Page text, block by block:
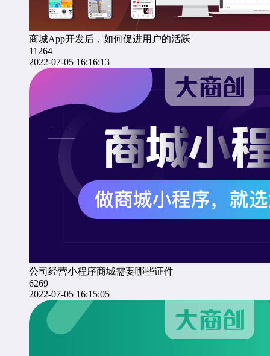
商城App开发后，如何促进用户的活跃
11264
2022-07-05 16:16:13
公司经营小程序商城需要哪些证件
6269
2022-07-05 16:15:05